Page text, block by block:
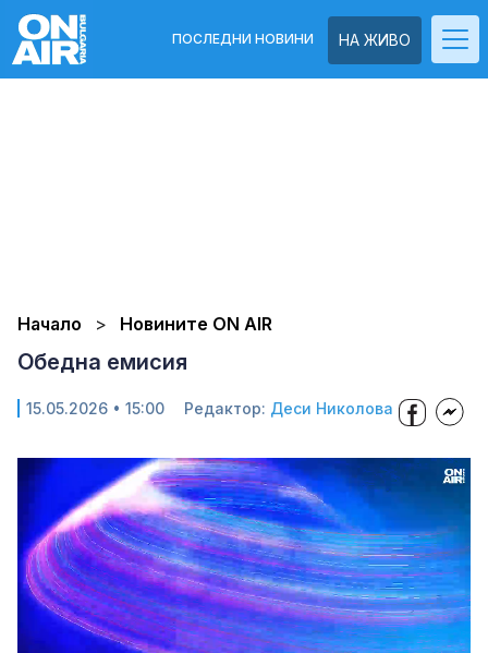
НА ЖИВО
ПОСЛЕДНИ НОВИНИ
Начало Новините ON AIR
Обедна емисия
15.05.2026 • 15:00 Редактор: Деси Николова